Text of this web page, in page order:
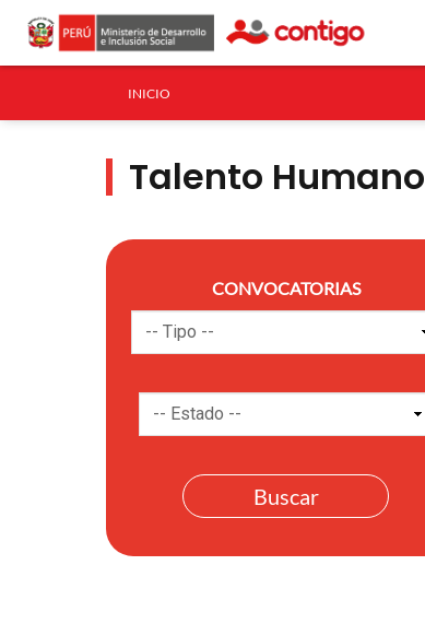
INICIO
Talento Humano
CONVOCATORIAS